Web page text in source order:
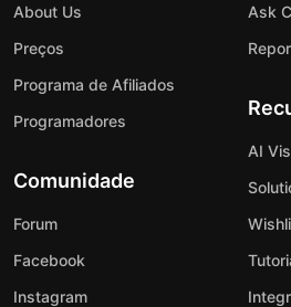
About Us
Preços
Programa de Afiliados
Programadores
Comunidade
Forum
Facebook
Instagram
Ask
AI